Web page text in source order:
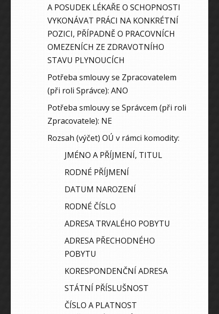
A POSUDEK LÉKAŘE O SCHOPNOSTI
VYKONÁVAT PRÁCI NA KONKRÉTNÍ
POZICI, PŘÍPADNĚ O PRACOVNÍCH
OMEZENÍCH ZE ZDRAVOTNÍHO
STAVU PLYNOUCÍCH
Potřeba smlouvy se Zpracovatelem
(při roli Správce): ANO
Potřeba smlouvy se Správcem (při roli
Zpracovatele): NE
Rozsah (výčet) OÚ v rámci komodity:
JMÉNO A PŘÍJMENÍ, TITUL
RODNÉ PŘÍJMENÍ
DATUM NAROZENÍ
RODNÉ ČÍSLO
ADRESA TRVALÉHO POBYTU
ADRESA PŘECHODNÉHO
POBYTU
KORESPONDENČNÍ ADRESA
STÁTNÍ PŘÍSLUŠNOST
ČÍSLO A PLATNOST